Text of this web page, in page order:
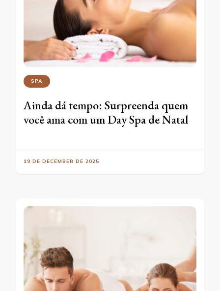
SPA
Ainda dá tempo: Surpreenda quem
você ama com um Day Spa de Natal
19 DE DECEMBER DE 2025